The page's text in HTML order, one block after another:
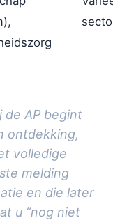
de AP begint
ontdekking,
volledige
melding
en die later
u “nog niet